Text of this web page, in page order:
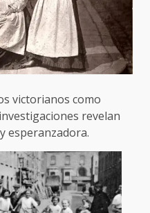
victorianos como
revelan
esperanzadora.